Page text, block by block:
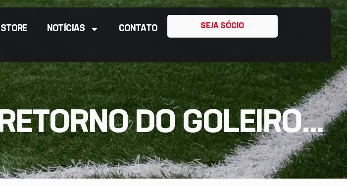
NOTÍCIAS CONTATO SEJA SÓCIO
DO GOLEIRO...